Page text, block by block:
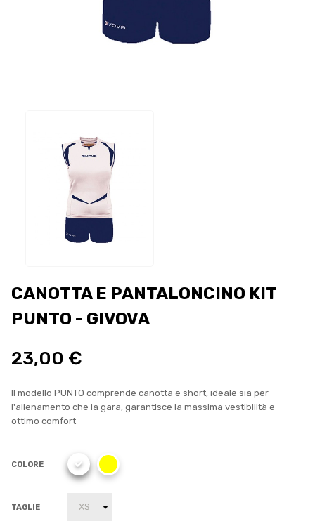
CANOTTA E PANTALONCINO KIT
PUNTO - GIVOVA
23,00 €
Il modello PUNTO comprende canotta e short, ideale sia per
l'allenamento che la gara, garantisce la massima vestibilità e
ottimo comfort
COLORE
TAGLIE